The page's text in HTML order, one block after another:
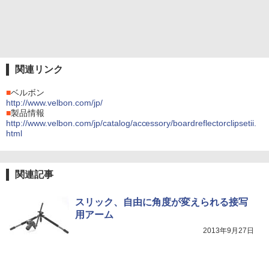
関連リンク
■ベルボン
http://www.velbon.com/jp/
■製品情報
http://www.velbon.com/jp/catalog/accessory/boardreflectorclipsetii.
html
関連記事
スリック、自由に角度が変えられる接写
用アーム
2013年9月27日